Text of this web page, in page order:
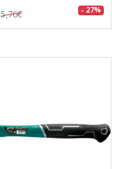
5,76€ - 27%